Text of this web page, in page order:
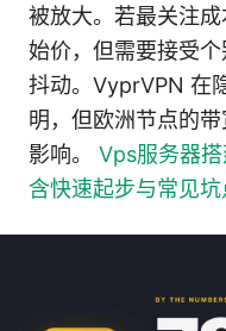
被放大。若最关注
始价，但需要接受
抖动。VyprVPN 在
明，但欧洲节点的
影响。 Vps服务器
含快速起步与常见坑